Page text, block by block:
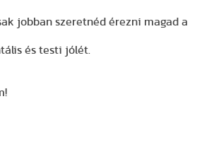
jobban szeretnéd érezni magad a
és testi jólét.